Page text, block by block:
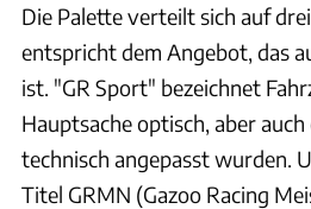
Die Palette verteilt sich auf
entspricht dem Angebot, das
ist. "GR Sport" bezeichnet
Hauptsache optisch, aber auch
technisch angepasst wurden.
Titel GRMN (Gazoo Racing